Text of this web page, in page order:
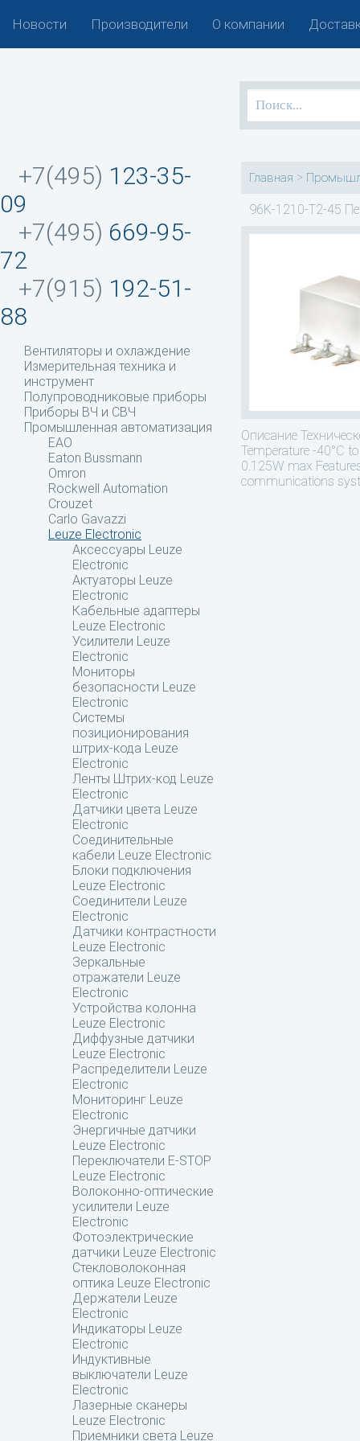
Новости Производители О компании
+7(495) 123-35-
09
+7(495) 669-95-
72
+7(915) 192-51-
88
Вентиляторы и охлаждение
Измерительная техника и
инструмент
Полупроводниковые приборы
Приборы ВЧ и СВЧ
Промышленная автоматизация
EAO
Eaton Bussmann
Omron
Rockwell Automation
Crouzet
Carlo Gavazzi
Leuze Electronic
Аксессуары Leuze
Electronic
Актуаторы Leuze
Electronic
Кабельные адаптеры
Leuze Electronic
Усилители Leuze
Electronic
Мониторы
безопасности Leuze
Electronic
Системы
позиционирования
штрих-кода Leuze
Electronic
Ленты Штрих-код Leuze
Electronic
Датчики цвета Leuze
Electronic
Соединительные
кабели Leuze Electronic
Блоки подключения
Leuze Electronic
Соединители Leuze
Electronic
Датчики контрастности
Leuze Electronic
Зеркальные
отражатели Leuze
Electronic
Устройства колонна
Leuze Electronic
Диффузные датчики
Leuze Electronic
Распределители Leuze
Electronic
Мониторинг Leuze
Electronic
Энергичные датчики
Leuze Electronic
Переключатели E-STOP
Leuze Electronic
Волоконно-оптические
усилители Leuze
Electronic
Фотоэлектрические
датчики Leuze Electronic
Стекловолоконная
оптика Leuze Electronic
Держатели Leuze
Electronic
Индикаторы Leuze
Electronic
Индуктивные
выключатели Leuze
Electronic
Лазерные сканеры
Leuze Electronic
Приемники света Leuze
Главная >
96K-1210-T2-45
Описание
Temperature -40°C
0.125W max
communications